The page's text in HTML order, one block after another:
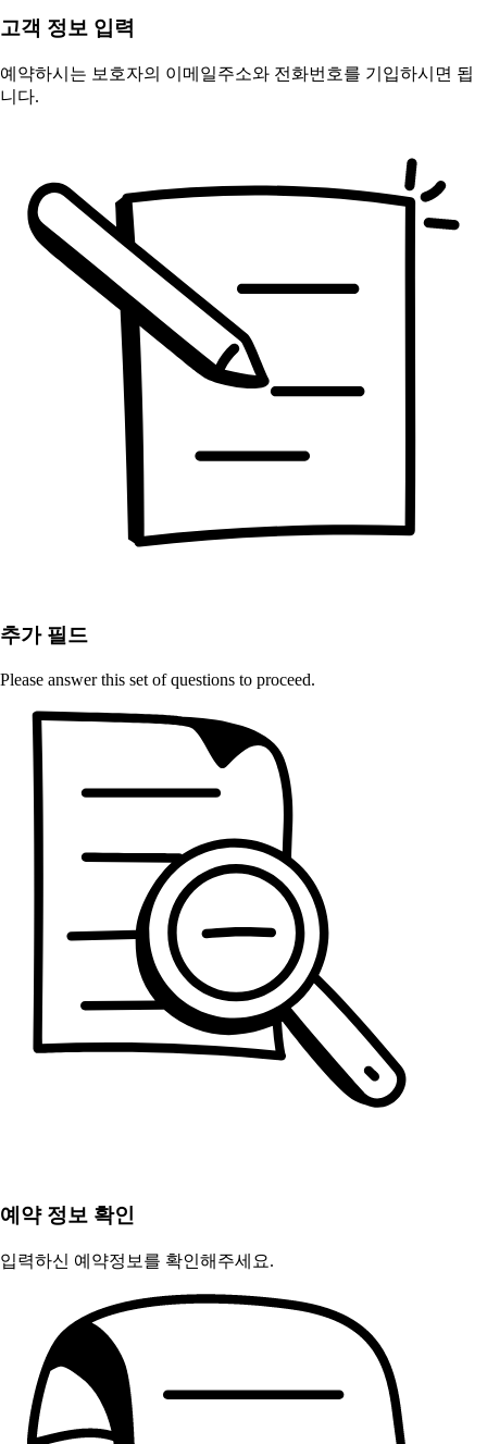
고객 정보 입력
예약하시는 보호자의 이메일주소와 전화번호를 기입하시면 됩
니다.
추가 필드
Please answer this set of questions to proceed.
예약 정보 확인
입력하신 예약정보를 확인해주세요.